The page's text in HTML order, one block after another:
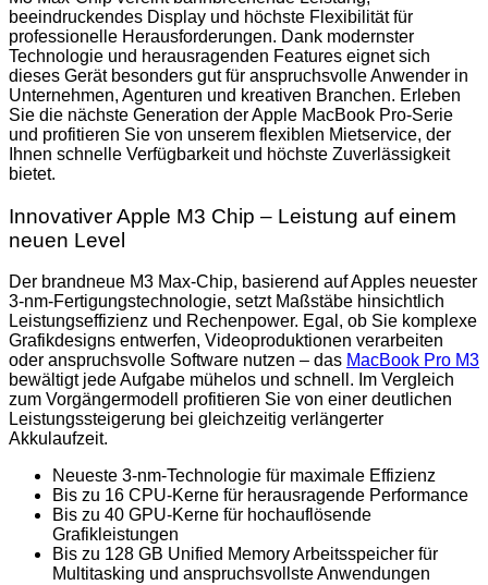
beeindruckendes Display und höchste Flexibilität für
professionelle Herausforderungen. Dank modernster
Technologie und herausragenden Features eignet sich
dieses Gerät besonders gut für anspruchsvolle Anwender in
Unternehmen, Agenturen und kreativen Branchen. Erleben
Sie die nächste Generation der Apple MacBook Pro-Serie
und profitieren Sie von unserem flexiblen Mietservice, der
Ihnen schnelle Verfügbarkeit und höchste Zuverlässigkeit
bietet.
Innovativer Apple M3 Chip – Leistung auf einem
neuen Level
Der brandneue M3 Max-Chip, basierend auf Apples neuester
3-nm-Fertigungstechnologie, setzt Maßstäbe hinsichtlich
Leistungseffizienz und Rechenpower. Egal, ob Sie komplexe
Grafikdesigns entwerfen, Videoproduktionen verarbeiten
oder anspruchsvolle Software nutzen – das MacBook Pro M3
bewältigt jede Aufgabe mühelos und schnell. Im Vergleich
zum Vorgängermodell profitieren Sie von einer deutlichen
Leistungssteigerung bei gleichzeitig verlängerter
Akkulaufzeit.
Neueste 3-nm-Technologie für maximale Effizienz
Bis zu 16 CPU-Kerne für herausragende Performance
Bis zu 40 GPU-Kerne für hochauflösende
Grafikleistungen
Bis zu 128 GB Unified Memory Arbeitsspeicher für
Multitasking und anspruchsvollste Anwendungen